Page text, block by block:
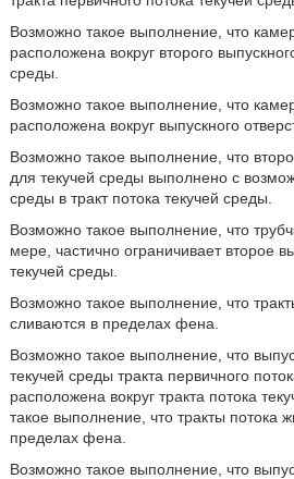
Возможно такое выполнение, что
расположена вокруг второго
среды.
Возможно такое выполнение, что
расположена вокруг выпускного
Возможно такое выполнение, что
для текучей среды выполнено с
среды в тракт потока текучей среды.
Возможно такое выполнение, что
мере, частично ограничивает второе
текучей среды.
Возможно такое выполнение, что
сливаются в пределах фена.
Возможно такое выполнение, что
текучей среды тракта первичного
расположена вокруг тракта потока
такое выполнение, что тракты потока
пределах фена.
Возможно такое выполнение, что